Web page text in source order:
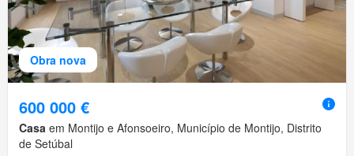
Obra nova
600 000 €
Casa em Montijo e Afonsoeiro, Município de Montijo, Distrito
de Setúbal